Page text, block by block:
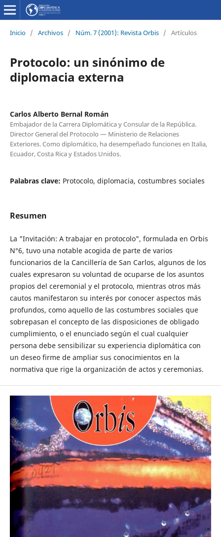
Inicio / Archivos / Núm. 7 (2001): Revista Orbis / Artículos
Protocolo: un sinónimo de
diplomacia externa
Carlos Alberto Bernal Román
Embajador de la Carrera Diplomática y Consular de la República.
Director General del Protocolo — Ministerio de Relaciones
Exteriores. Como diplomático, ha desempeñado funciones en Italia,
Ecuador, Costa Rica y Estados Unidos.
Palabras clave: Protocolo, diplomacia, costumbres sociales
Resumen
La "Invitación: A trabajar en protocolo", formulada en Orbis
N°6, tuvo una notable acogida de parte de varios
funcionarios de la Cancillería de San Carlos, algunos de los
cuales expresaron su voluntad de ocuparse de los asuntos
propios del ceremonial y el protocolo, mientras otros más
cautos manifestaron su interés por conocer aspectos más
profundos, como aquello de las costumbres sociales que
sobrepasan el concepto de las disposiciones de obligado
cumplimiento, o el enunciado según el cual cualquier
persona debe sensibilizar su experiencia diplomática con
un deseo firme de ampliar sus conocimientos en la
normativa que rige la organización de actos y ceremonias.